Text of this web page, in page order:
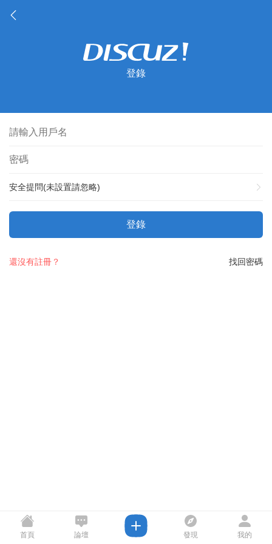
登錄
安全提問(未設置請忽略)
登錄
找回密碼
還沒有註冊？
首頁 論壇 發現 我的